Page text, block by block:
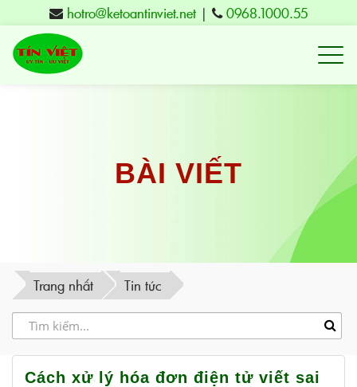
hotro@ketoantinviet.net| 0968.1000.55
Kế
Phú
Yên
tạo
Việt
-
BÀI VIẾT
Trang nhất Tin tức
Cách xử lý hóa đơn điện tử viết sai